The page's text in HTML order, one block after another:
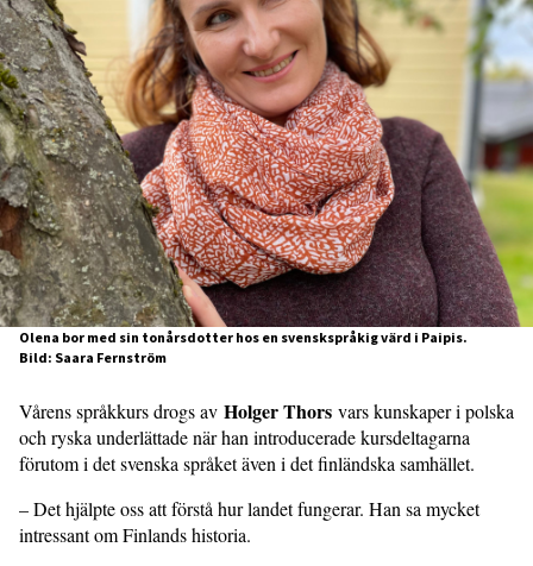
Olena bor med sin tonårsdotter hos en svenskspråkig värd i Paipis.
Bild: Saara Fernström
Vårens språkkurs drogs av Holger Thors vars kunskaper i polska
och ryska underlättade när han introducerade kursdeltagarna
förutom i det svenska språket även i det finländska samhället.
– Det hjälpte oss att förstå hur landet fungerar. Han sa mycket
intressant om Finlands historia.